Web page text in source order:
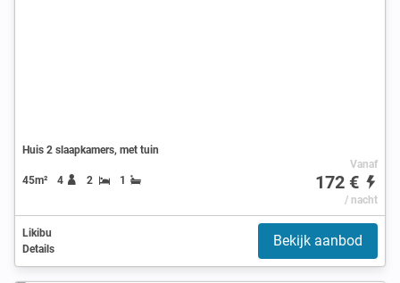
Huis 2 slaapkamers, met tuin
45m² 4 2 1
Vanaf
172 €
/ nacht
Likibu
Details
Bekijk aanbod